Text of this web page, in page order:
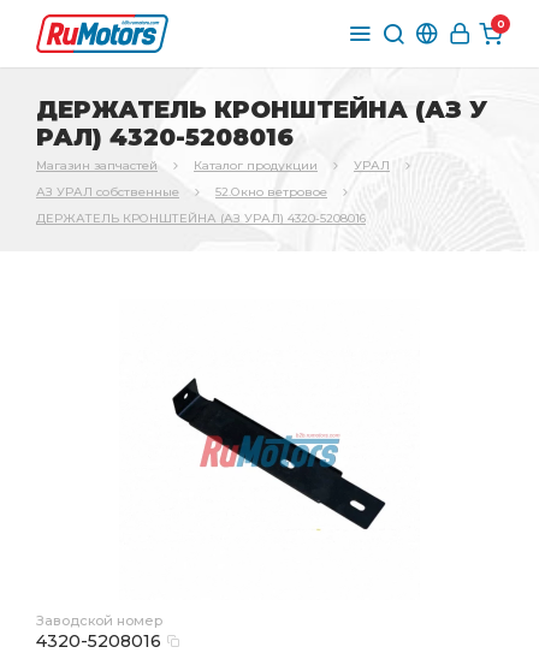
0
ДЕРЖАТЕЛЬ КРОНШТЕЙНА (АЗ У
РАЛ) 4320-5208016
Магазин запчастей Каталог продукции
УРАЛ
АЗ УРАЛ собственные
52.Окно ветровое
ДЕРЖАТЕЛЬ КРОНШТЕЙНА (АЗ УРАЛ) 4320-5208016
Заводской номер
4320-5208016